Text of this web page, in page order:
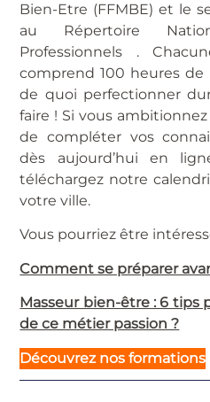
Bien-Etre (FFMBE) et le
au Répertoire
Professionnels .
comprend 100 heures
de quoi perfectionner
faire ! Si vous
de compléter vos
dès aujourd’hui en
téléchargez notre
votre ville.
Vous pourriez être
Comment se préparer
Masseur bien-être : 6
de ce métier passion ?
Découvrez nos formations